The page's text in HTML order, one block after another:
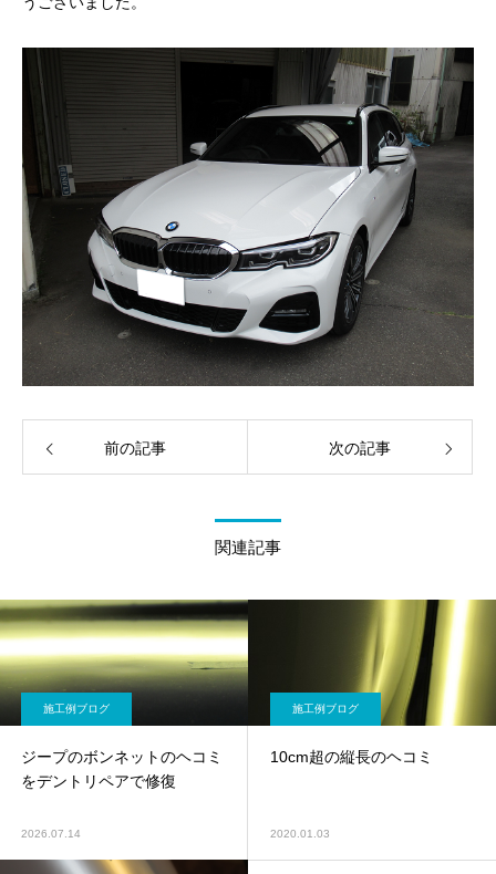
前の記事 次の記事
関連記事
施工例ブログ
ジープのボンネットのヘコミ
をデントリペアで修復
2026.07.14
施工例ブログ
10cm超の縦長のヘコミ
2020.01.03